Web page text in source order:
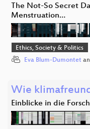
The Not-So Secret
Menstruation…
Ethics, Society & Politics
Eva Blum-Dumontet
Wie
Einblicke in die